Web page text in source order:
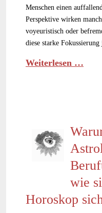
Menschen einen
Perspektive wirken
voyeuristisch oder
diese starke
Weiterlesen …
wie
Horoskop